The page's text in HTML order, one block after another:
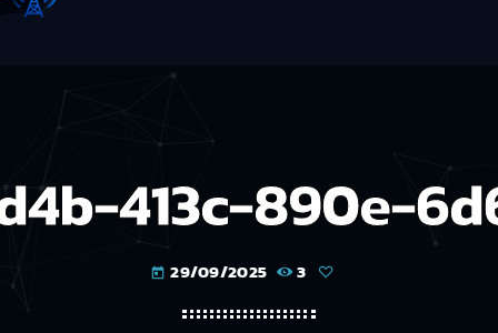
413c-890e-
today 29/09/2025 3